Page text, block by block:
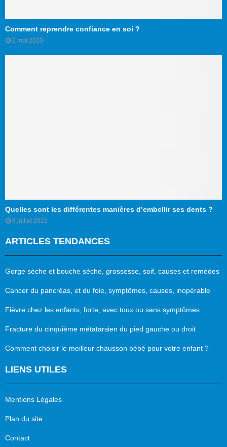
Comment reprendre confiance en soi ?
2 mai 2020
Quelles sont les différentes manières d’embellir ses dents ?
8 juillet 2022
ARTICLES TENDANCES
Gorge sèche et bouche sèche, grossesse, soif, causes et remèdes
Cancer du pancréas, et du foie, symptômes, causes, inopérable
Fièvre chez les enfants, forte, avec toux ou sans symptômes
Fracture du cinquième métatarsien du pied gauche ou droit
Comment choisir le meilleur chausson bébé pour votre enfant ?
LIENS UTILES
Mentions Légales
Plan du site
Contact